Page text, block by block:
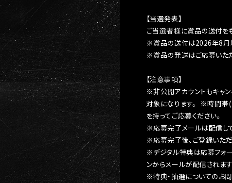
【当選発表】
ご当選者様に賞品の送付を
※賞品の送付は2026年8月
※賞品の発送はご応募いた
【注意事項】
※非公開アカウントもキャ
対象になります。 ※時間帯(
を持ってご応募ください。
※応募完了メールは配信し
※応募完了後、ご登録いた
※デジタル特典は応募フォ
ンからメールが配信されま
※特典・抽選についてのお